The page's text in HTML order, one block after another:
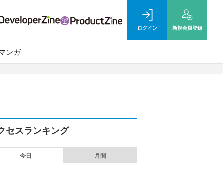
ログイン 新規会員登録
ンガ
セスランキング
今日 月間